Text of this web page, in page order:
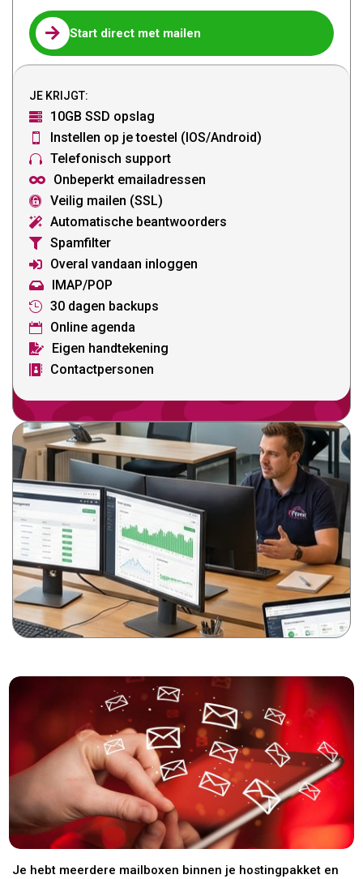
 Start direct met mailen
JE KRIJGT:

10GB SSD opslag
 Instellen op je toestel (IOS/Android)
 Telefonisch support
 Onbeperkt emailadressen
 Veilig mailen (SSL)
 Automatische beantwoorders
 Spamfilter
 Overal vandaan inloggen
 IMAP/POP
 30 dagen backups
 Online agenda
 Eigen handtekening
 Contactpersonen
Je hebt meerdere mailboxen binnen je hostingpakket en